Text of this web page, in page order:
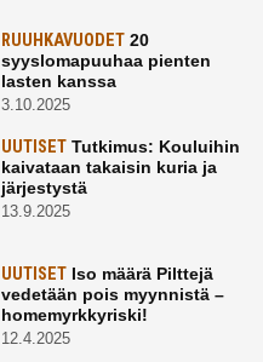
RUUHKAVUODET20
syyslomapuuhaa pienten
lasten kanssa
3.10.2025
UUTISETTutkimus: Kouluihin
kaivataan takaisin kuria ja
järjestystä
13.9.2025
UUTISETIso määrä Pilttejä
vedetään pois myynnistä –
homemyrkkyriski!
12.4.2025